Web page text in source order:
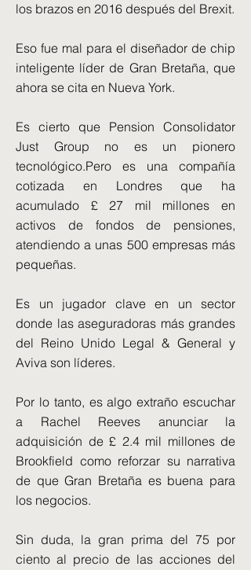
los brazos en 2016 después del Brexit.
Eso fue mal para el diseñador de chip
inteligente líder de Gran Bretaña, que
ahora se cita en Nueva York.
Es cierto que Pension Consolidator
Just Group no es un pionero
tecnológico.Pero es una compañía
cotizada en Londres que ha
acumulado £ 27 mil millones en
activos de fondos de pensiones,
atendiendo a unas 500 empresas más
pequeñas.
Es un jugador clave en un sector
donde las aseguradoras más grandes
del Reino Unido Legal & General y
Aviva son líderes.
Por lo tanto, es algo extraño escuchar
a Rachel Reeves anunciar la
adquisición de £ 2.4 mil millones de
Brookfield como reforzar su narrativa
de que Gran Bretaña es buena para
los negocios.
Sin duda, la gran prima del 75 por
ciento al precio de las acciones del